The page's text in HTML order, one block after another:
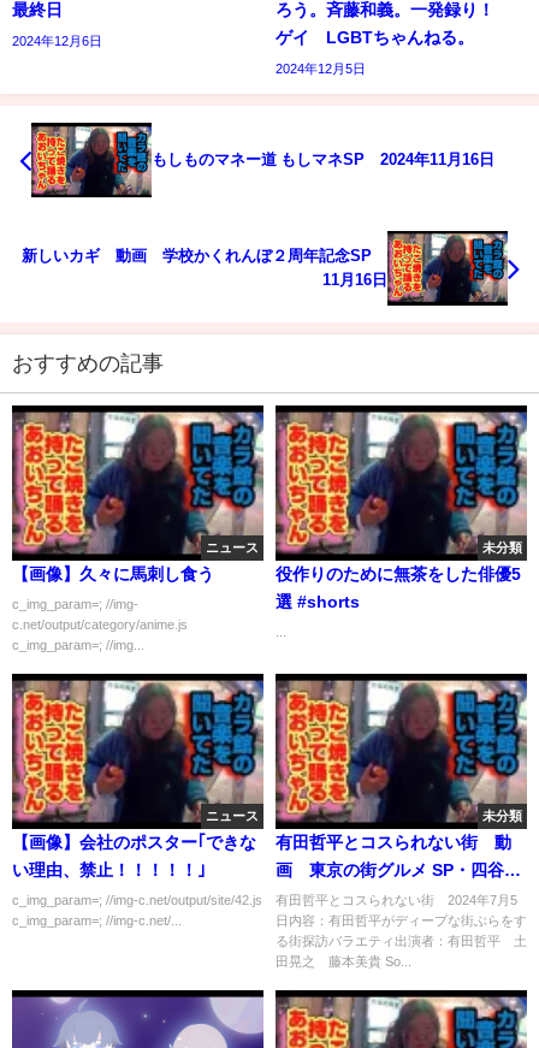
最終日
2024年12月6日
ろう。斉藤和義。一発録り！
ゲイ LGBTちゃんねる。
2024年12月5日
もしものマネー道 もしマネSP 2024年11月16日
新しいカギ 動画 学校かくれんぼ２周年記念SP
11月16日
おすすめの記事
ニュース
【画像】久々に馬刺し食う
c_img_param=; //img-
c.net/output/category/anime.js
c_img_param=; //img...
未分類
役作りのために無茶をした俳優5
選 #shorts
ニュース
【画像】会社のポスター｢できな
い理由、禁止！！！！！｣
c_img_param=; //img-c.net/output/site/42.js
c_img_param=; //img-c.net/...
未分類
有田哲平とコスられない街 動
画 東京の街グルメ SP・四谷の
未公開編 7月5日
有田哲平とコスられない街 2024年7月5
日内容：有田哲平がディープな街ぶらをす
る街探訪バラエティ出演者：有田哲平 土
田晃之 藤本美貴 So...